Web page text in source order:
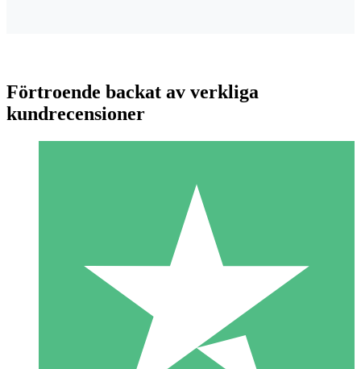
Individuella Kreditpaket
Betala per användning med nedladdningskrediter. Inget
1 Nedladdningar
10 00
Förtroende backat av verkliga
kundrecensioner